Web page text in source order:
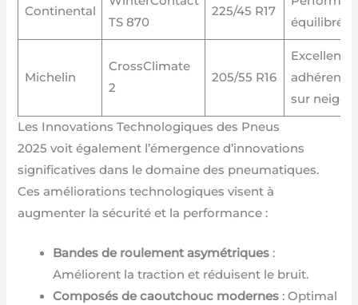
Continental
TS 870
225/45 R17
équilibrée
Michelin
CrossClimate
2
205/55 R16
Excellente
adhérence
sur neige
Les Innovations Technologiques des Pneus
2025 voit également l’émergence d’innovations
significatives dans le domaine des pneumatiques.
Ces améliorations technologiques visent à
augmenter la sécurité et la performance :
Bandes de roulement asymétriques :
Améliorent la traction et réduisent le bruit.
Composés de caoutchouc modernes : Optimal